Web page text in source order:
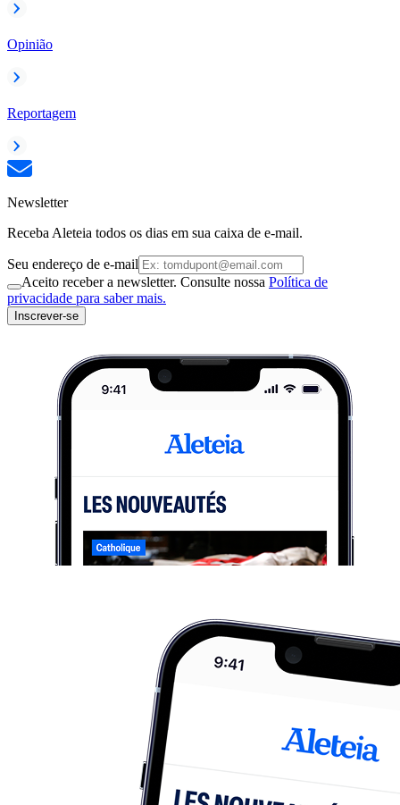
Opinião
Reportagem
Newsletter
Receba Aleteia todos os dias em sua caixa de e-mail.
Seu endereço de e-mail
Aceito receber a newsletter. Consulte nossa Política de
privacidade para saber mais.
Inscrever-se